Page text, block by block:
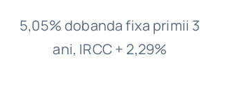
5,05% dobanda fixa primii 3
ani, IRCC + 2,29%